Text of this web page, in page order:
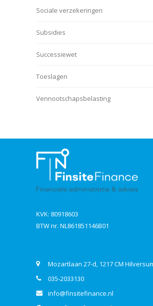
Sociale verzekeringen
Subsidies
Successiewet
Toeslagen
Vennootschapsbelasting
KVK: 80918603
BTW nr. NL861851146B01
Mozartlaan 27-d, 1217 CM
035-2033130
info@finsitefinance.nl